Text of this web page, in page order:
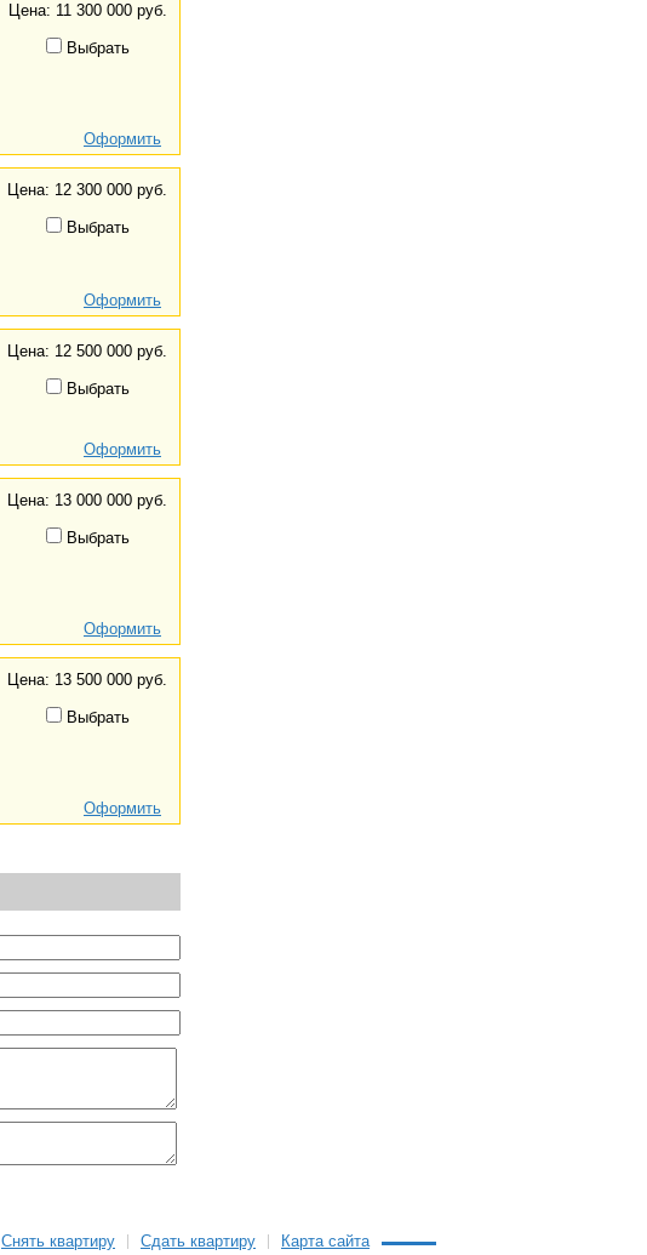
Цена: 11 300 000 руб.
Выбрать
Оформить
Цена: 12 300 000 руб.
Выбрать
Оформить
Цена: 12 500 000 руб.
Выбрать
Оформить
Цена: 13 000 000 руб.
Выбрать
Оформить
Цена: 13 500 000 руб.
Выбрать
Оформить
Снять квартиру Сдать квартиру Карта сайта